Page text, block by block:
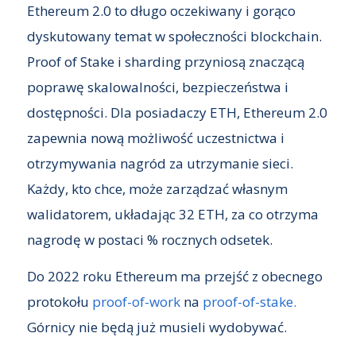
Ethereum 2.0 to długo oczekiwany i gorąco
dyskutowany temat w społeczności blockchain.
Proof of Stake i sharding przyniosą znaczącą
poprawę skalowalności, bezpieczeństwa i
dostępności. Dla posiadaczy ETH, Ethereum 2.0
zapewnia nową możliwość uczestnictwa i
otrzymywania nagród za utrzymanie sieci.
Każdy, kto chce, może zarządzać własnym
walidatorem, układając 32 ETH, za co otrzyma
nagrodę w postaci % rocznych odsetek.
Do 2022 roku Ethereum ma przejść z obecnego
protokołu proof-of-workna proof-of-stake.
Górnicy nie będą już musieli wydobywać.